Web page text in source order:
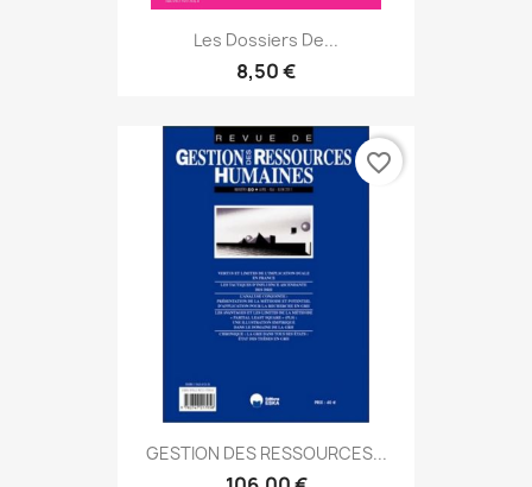
Les Dossiers De...
8,50 €
GESTION DES RESSOURCES...
favorite_border